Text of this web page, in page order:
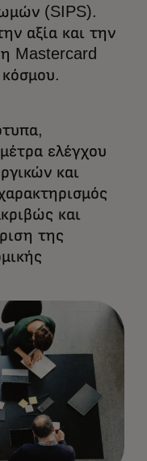
(SIPS).
αξία και την
Mastercard
κόσμου.
ελέγχου
και
και
της